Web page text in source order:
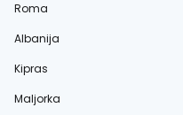
Roma
Albanija
Kipras
Maljorka